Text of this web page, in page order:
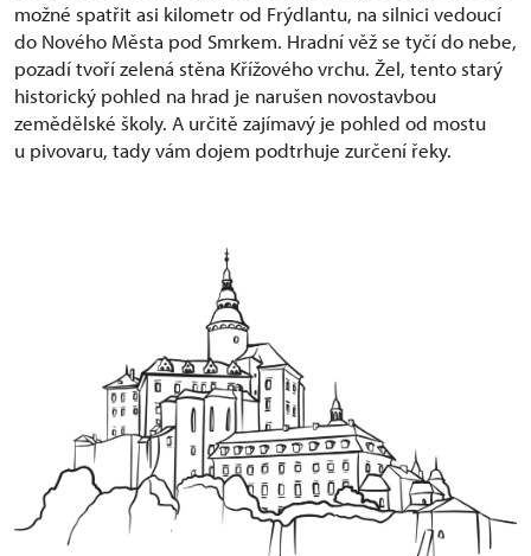
možné spatřit asi kilometr od Frýdlantu, na silnici vedoucí
do Nového Města pod Smrkem. Hradní věž se tyčí do nebe,
pozadí tvoří zelená stěna Křížového vrchu. Žel, tento starý
historický pohled na hrad je narušen novostavbou
zemědělské školy. A určitě zajímavý je pohled od mostu
u pivovaru, tady vám dojem podtrhuje zurčení řeky.